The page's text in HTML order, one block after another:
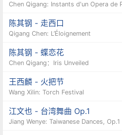
Chen Qigang: Instants d'un Opera de
陈其钢 - 走西口
Qigang Chen: L’Éloignement
陈其钢 - 蝶恋花
Chen Qigang：Iris Unveiled
王西麟 - 火把节
Wang Xilin: Torch Festival
江文也 - 台湾舞曲 Op.1
Jiang Wenye: Taiwanese Dances, Op.1